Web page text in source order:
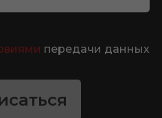
передачи данных